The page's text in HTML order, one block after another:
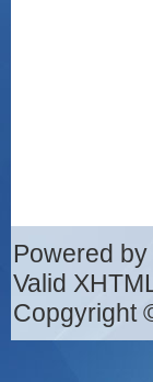
Powered
Valid
Copgyright